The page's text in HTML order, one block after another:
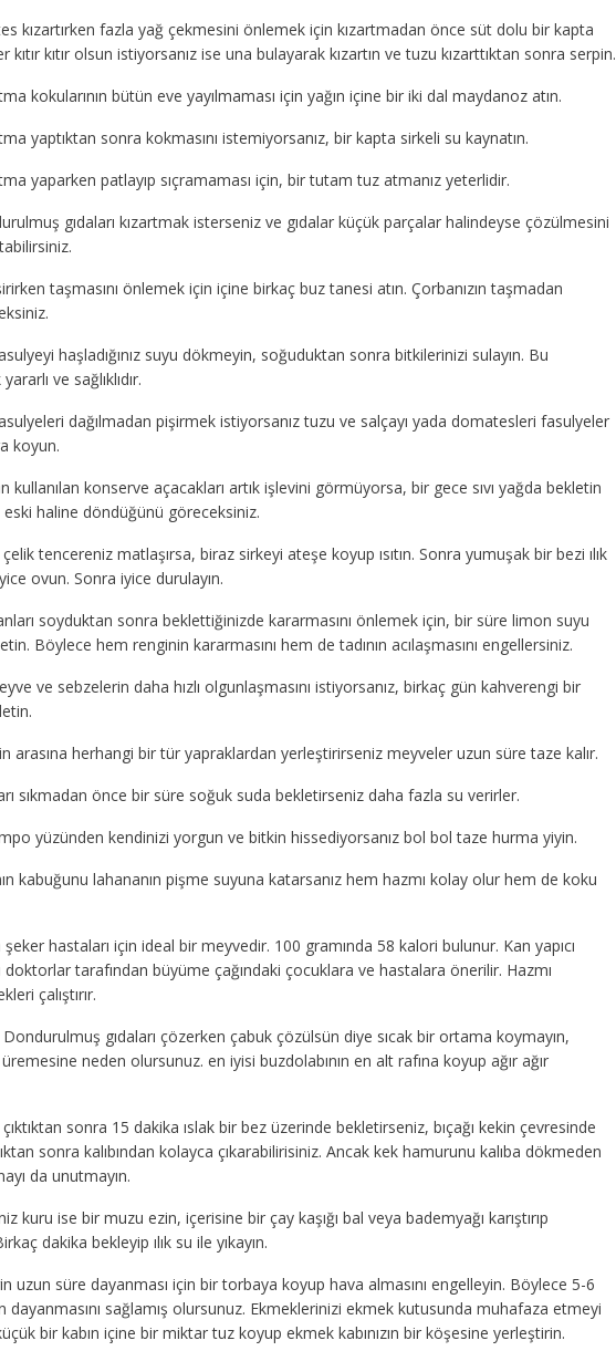
kızartırken fazla yağ çekmesini önlemek için kızartmadan önce süt dolu bir kapta
kıtır olsun istiyorsanız ise una bulayarak kızartın ve tuzu kızarttıktan sonra serpin.
kokularının bütün eve yayılmaması için yağın içine bir iki dal maydanoz atın.
yaptıktan sonra kokmasını istemiyorsanız, bir kapta sirkeli su kaynatın.
yaparken patlayıp sıçramaması için, bir tutam tuz atmanız yeterlidir.
gıdaları kızartmak isterseniz ve gıdalar küçük parçalar halindeyse çözülmesini
taşmasını önlemek için içine birkaç buz tanesi atın. Çorbanızın taşmadan
haşladığınız suyu dökmeyin, soğuduktan sonra bitkilerinizi sulayın. Bu
ve sağlıklıdır.
dağılmadan pişirmek istiyorsanız tuzu ve salçayı yada domatesleri fasulyeler
koyun.
kullanılan konserve açacakları artık işlevini görmüyorsa, bir gece sıvı yağda bekletin
eski haline döndüğünü göreceksiniz.
tencereniz matlaşırsa, biraz sirkeyi ateşe koyup ısıtın. Sonra yumuşak bir bezi ılık
ovun. Sonra iyice durulayın.
soyduktan sonra beklettiğinizde kararmasını önlemek için, bir süre limon suyu
Böylece hem renginin kararmasını hem de tadının acılaşmasını engellersiniz.
ve sebzelerin daha hızlı olgunlaşmasını istiyorsanız, birkaç gün kahverengi bir
arasına herhangi bir tür yapraklardan yerleştirirseniz meyveler uzun süre taze kalır.
sıkmadan önce bir süre soğuk suda bekletirseniz daha fazla su verirler.
yüzünden kendinizi yorgun ve bitkin hissediyorsanız bol bol taze hurma yiyin.
kabuğunu lahananın pişme suyuna katarsanız hem hazmı kolay olur hem de koku
şeker hastaları için ideal bir meyvedir. 100 gramında 58 kalori bulunur. Kan yapıcı
tarafından büyüme çağındaki çocuklara ve hastalara önerilir. Hazmı
çalıştırır.
Dondurulmuş gıdaları çözerken çabuk çözülsün diye sıcak bir ortama koymayın,
neden olursunuz. en iyisi buzdolabının en alt rafına koyup ağır ağır
çıktıktan sonra 15 dakika ıslak bir bez üzerinde bekletirseniz, bıçağı kekin çevresinde
sonra kalıbından kolayca çıkarabilirisiniz. Ancak kek hamurunu kalıba dökmeden
da unutmayın.
kuru ise bir muzu ezin, içerisine bir çay kaşığı bal veya bademyağı karıştırıp
dakika bekleyip ılık su ile yıkayın.
uzun süre dayanması için bir torbaya koyup hava almasını engelleyin. Böylece 5-6
dayanmasını sağlamış olursunuz. Ekmeklerinizi ekmek kutusunda muhafaza etmeyi
bir kabın içine bir miktar tuz koyup ekmek kabınızın bir köşesine yerleştirin.